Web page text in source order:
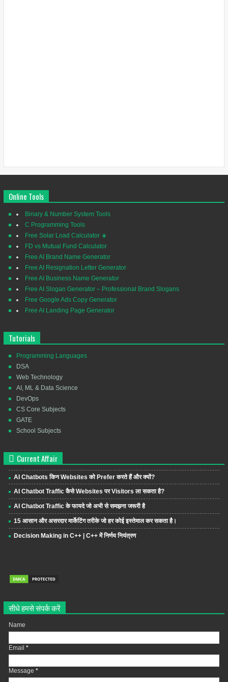
Online Tools
Binary & Number System Tools
C Programming Tools
Free Solar Load Calculator ☀️
FD vs Mutual Fund Calculator
Free AI Brand Name Generator
Free AI Resignation Letter Generator
Free AI Business Name Generator
Free AI Slogan Generator – Professional Brand Slogans
Free Google Ads Copy Generator
Free AI Landing Page Generator
Tutorials
Programming Languages
DSA
Web Technology
AI, ML & Data Science
DevOps
CS Core Subjects
GATE
School Subjects
Current Affair
AI Chatbots किन Websites को Prefer करते हैं और क्यों?
AI Chatbot Traffic कैसे Websites पर Visitors ला सकता है?
AI Chatbot Traffic के फायदे जो अभी से समझना जरूरी है
15 आसान और असरदार मार्केटिंग तरीके जो हर कोई इस्तेमाल कर सकता है।
Decision Making in C++ | C++ में निर्णय नियंत्रण
सीधे हमसे संपर्क करें
Name
Email *
Message *